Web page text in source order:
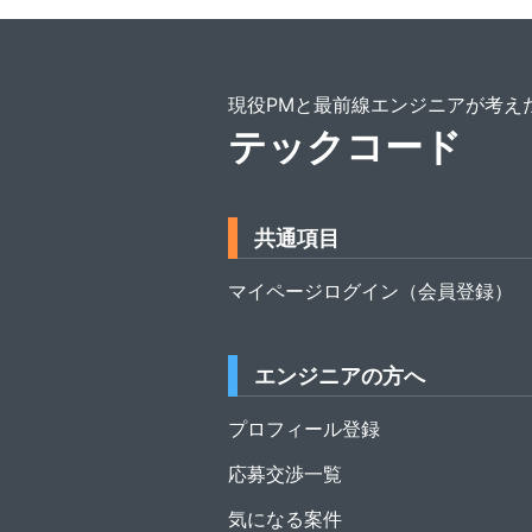
現役PMと最前線エンジニアが考え
テックコード
共通項目
マイページログイン（会員登録）
エンジニアの方へ
プロフィール登録
応募交渉一覧
気になる案件